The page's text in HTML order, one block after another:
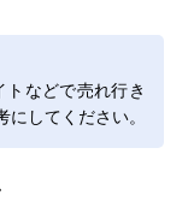
などで売れ行き
してください。